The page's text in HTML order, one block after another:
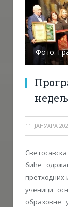
Фото:
11. ЈАНУАРА
биће
претходних
ученици
образовне